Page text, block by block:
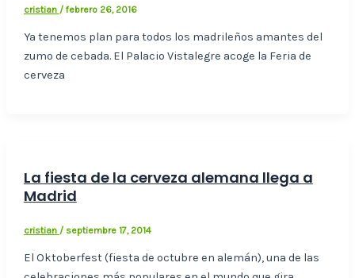
cristian / febrero 26, 2016
Ya tenemos plan para todos los madrileños amantes del
zumo de cebada. El Palacio Vistalegre acoge la Feria de
cerveza
La fiesta de la cerveza alemana llega a
Madrid
cristian / septiembre 17, 2014
El Oktoberfest (fiesta de octubre en alemán), una de las